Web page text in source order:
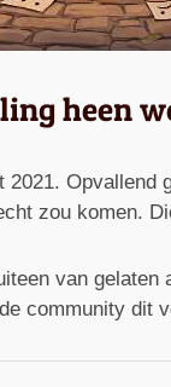
heen
zou komen.
van
community dit